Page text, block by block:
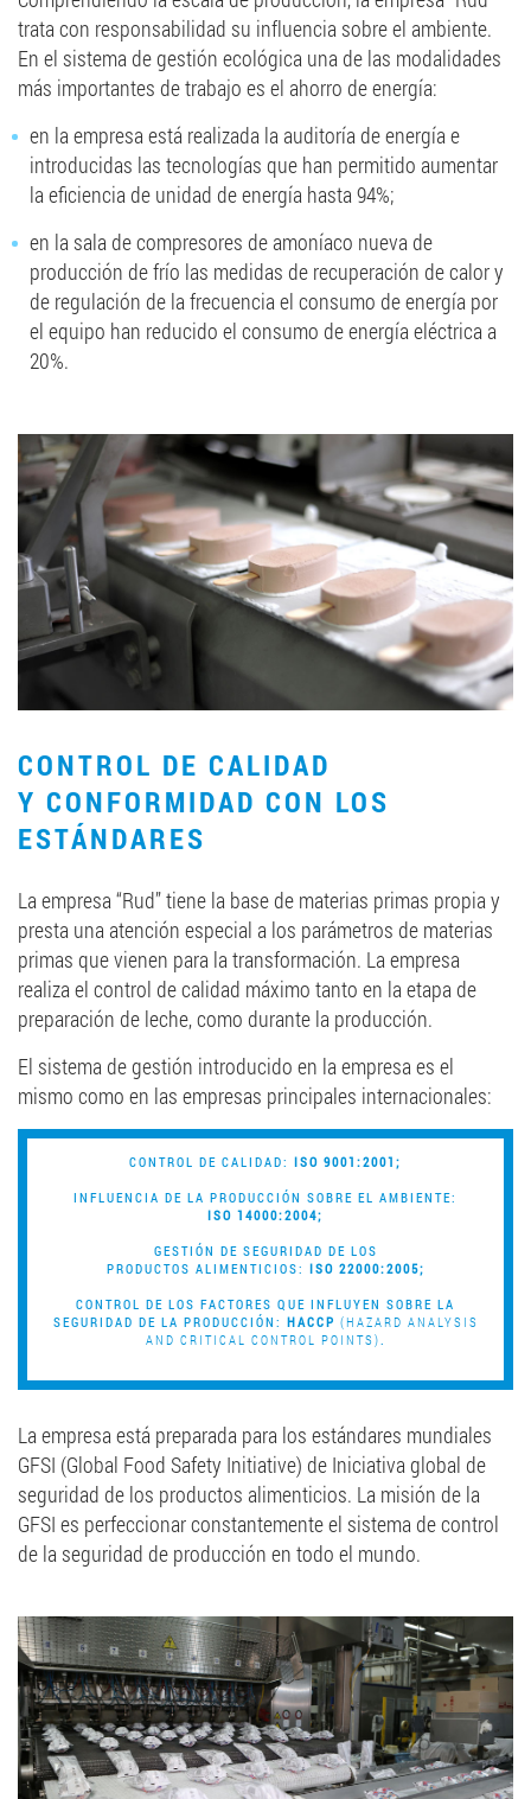
trata con responsabilidad su influencia sobre el ambiente.
En el sistema de gestión ecológica una de las modalidades
más importantes de trabajo es el ahorro de energía:
en la empresa está realizada la auditoría de energía e
introducidas las tecnologías que han permitido aumentar
la eficiencia de unidad de energía hasta 94%;
en la sala de compresores de amoníaco nueva de
producción de frío las medidas de recuperación de calor y
de regulación de la frecuencia el consumo de energía por
el equipo han reducido el consumo de energía eléctrica a
20%.
CONTROL DE CALIDAD
Y CONFORMIDAD CON LOS
ESTÁNDARES
La empresa “Rud” tiene la base de materias primas propia y
presta una atención especial a los parámetros de materias
primas que vienen para la transformación. La empresa
realiza el control de calidad máximo tanto en la etapa de
preparación de leche, como durante la producción.
El sistema de gestión introducido en la empresa es el
mismo como en las empresas principales internacionales:
CONTROL DE CALIDAD: ISO 9001:2001;
INFLUENCIA DE LA PRODUCCIÓN SOBRE EL AMBIENTE:
ISO 14000:2004;
GESTIÓN DE SEGURIDAD DE LOS
PRODUCTOS ALIMENTICIOS: ISO 22000:2005;
CONTROL DE LOS FACTORES QUE INFLUYEN SOBRE LA
SEGURIDAD DE LA PRODUCCIÓN: HACCP (HAZARD ANALYSIS
AND CRITICAL CONTROL POINTS).
La empresa está preparada para los estándares mundiales
GFSI (Global Food Safety Initiative) de Iniciativa global de
seguridad de los productos alimenticios. La misión de la
GFSI es perfeccionar constantemente el sistema de control
de la seguridad de producción en todo el mundo.